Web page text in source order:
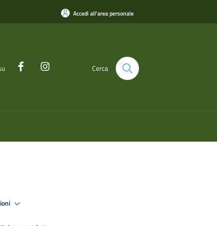
Accedi all'area personale
Cerca